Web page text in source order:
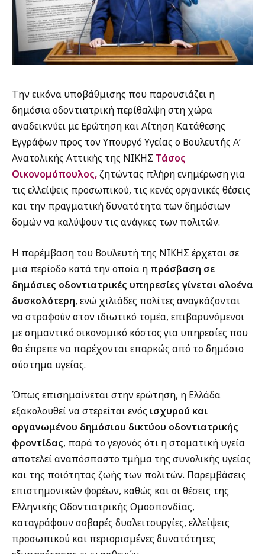
Την εικόνα υποβάθμισης που παρουσιάζει η
δημόσια οδοντιατρική περίθαλψη στη χώρα
αναδεικνύει με Ερώτηση και Αίτηση Κατάθεσης
Εγγράφων προς τον Υπουργό Υγείας ο Βουλευτής Α’
Ανατολικής Αττικής της ΝΙΚΗΣ Τάσος
Οικονομόπουλος,ζητώντας πλήρη ενημέρωση για
τις ελλείψεις προσωπικού, τις κενές οργανικές θέσεις
και την πραγματική δυνατότητα των δημόσιων
δομών να καλύψουν τις ανάγκες των πολιτών.
Η παρέμβαση του Βουλευτή της ΝΙΚΗΣ έρχεται σε
μια περίοδο κατά την οποία η πρόσβαση σε
δημόσιες οδοντιατρικές υπηρεσίες γίνεται ολοένα
δυσκολότερη, ενώ χιλιάδες πολίτες αναγκάζονται
να στραφούν στον ιδιωτικό τομέα, επιβαρυνόμενοι
με σημαντικό οικονομικό κόστος για υπηρεσίες που
θα έπρεπε να παρέχονται επαρκώς από το δημόσιο
σύστημα υγείας.
Όπως επισημαίνεται στην ερώτηση, η Ελλάδα
εξακολουθεί να στερείται ενός ισχυρού και
οργανωμένου δημόσιου δικτύου οδοντιατρικής
φροντίδας, παρά το γεγονός ότι η στοματική υγεία
αποτελεί αναπόσπαστο τμήμα της συνολικής υγείας
και της ποιότητας ζωής των πολιτών. Παρεμβάσεις
επιστημονικών φορέων, καθώς και οι θέσεις της
Ελληνικής Οδοντιατρικής Ομοσπονδίας,
καταγράφουν σοβαρές δυσλειτουργίες, ελλείψεις
προσωπικού και περιορισμένες δυνατότητες